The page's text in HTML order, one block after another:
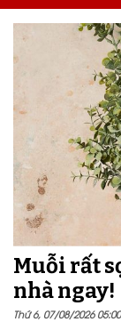
Muỗi rất
nhà ngay!
Thứ 6, 07/08/2026 05:00